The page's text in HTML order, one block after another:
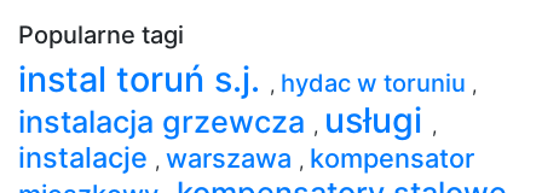
Popularne tagi
instal toruń s.j. , hydac w toruniu ,
instalacja grzewcza , usługi ,
instalacje , warszawa , kompensator